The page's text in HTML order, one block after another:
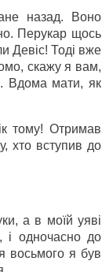
назад. Воно
Перукар щось
Девіс! Тоді вже
скажу я вам,
Вдома мати, як
тому! Отримав
хто вступив до
а в моїй уяві
і одночасно до
восьмого я був